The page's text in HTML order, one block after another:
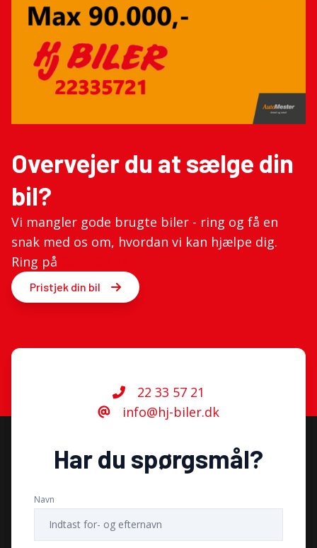
Overvejer du at sælge din
bil?
Vi mangler gode brugte biler - ring og få en
snak med os om, hvordan vi kan hjælpe dig.
Ring på
Pristjek din bil
22 33 57 21
info@hj-biler.dk
Har du spørgsmål?
Navn